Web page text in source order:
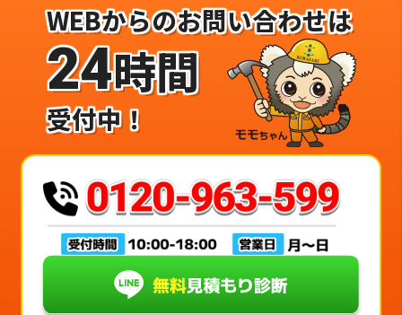
WEBからのお問い合わせは
24時間
受付中！